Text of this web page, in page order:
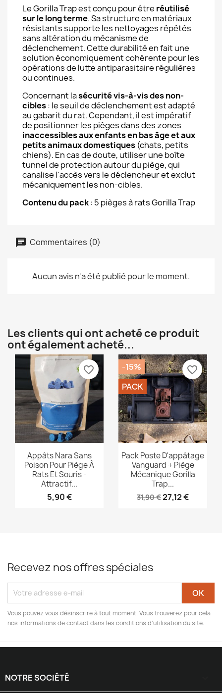
Le Gorilla Trap est conçu pour être réutilisé
sur le long terme. Sa structure en matériaux
résistants supporte les nettoyages répétés
sans altération du mécanisme de
déclenchement. Cette durabilité en fait une
solution économiquement cohérente pour les
opérations de lutte antiparasitaire régulières
ou continues.
Concernant lasécurité vis-à-vis des non-
cibles: le seuil de déclenchement est adapté
au gabarit du rat. Cependant, il est impératif
de positionner les pièges dans des zones
inaccessibles aux enfants en bas âge et aux
petits animaux domestiques (chats, petits
chiens). En cas de doute, utiliser une boîte
tunnel de protection autour du piège, qui
canalise l'accès vers le déclencheur et exclut
mécaniquement les non-cibles.
Contenu du pack: 5 pièges à rats Gorilla Trap
Commentaires (0)
Aucun avis n'a été publié pour le moment.
Les clients qui ont acheté ce produit
ont également acheté...
Aperçu rapide
Appâts Nara Sans
Poison Pour Piège À
Rats Et Souris -
Attractif...
5,90 €
favorite_border
 Aperçu rapide
Pack Poste D'appâtage
Vanguard + Piège
Mécanique Gorilla
Trap...
31,90 €27,12 €
-15%
PACK
favorite_border
Recevez nos offres spéciales
Vous pouvez vous désinscrire à tout moment. Vous trouverez pour cela
nos informations de contact dans les conditions d'utilisation du site.
NOTRE SOCIÉTÉ